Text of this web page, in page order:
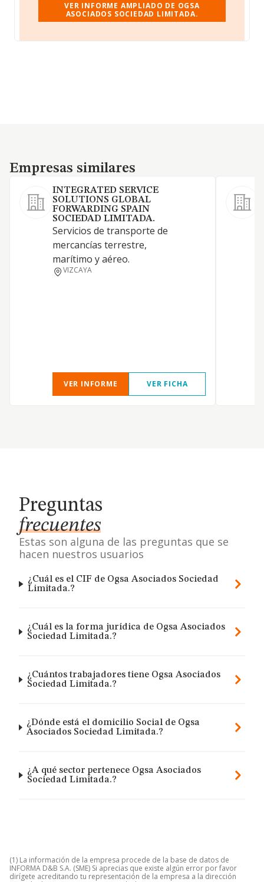
VER INFORME AMPLIADO DE OGSA
ASOCIADOS SOCIEDAD LIMITADA.
Empresas similares
Empresas similares
INTEGRATED SERVICE
SOLUTIONS GLOBAL
FORWARDING SPAIN
SOCIEDAD LIMITADA.
Servicios de transporte de
mercancías terrestre,
marítimo y aéreo.
VIZCAYA
VER INFORME VER FICHA
Preguntas
frecuentes
Estas son alguna de las preguntas que se
hacen nuestros usuarios
¿Cuál es el CIF de Ogsa Asociados Sociedad
Limitada.?
¿Cuál es la forma jurídica de Ogsa Asociados
Sociedad Limitada.?
¿Cuántos trabajadores tiene Ogsa Asociados
Sociedad Limitada.?
¿Dónde está el domicilio Social de Ogsa
Asociados Sociedad Limitada.?
¿A qué sector pertenece Ogsa Asociados
Sociedad Limitada.?
(1) La información de la empresa procede de la base de datos de
INFORMA D&B S.A. (SME) Si aprecias que existe algún error por favor
dirígete acreditando tu representación de la empresa a la dirección